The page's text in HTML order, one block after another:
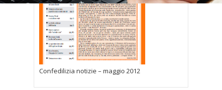
Confedilizia notizie – maggio 2012